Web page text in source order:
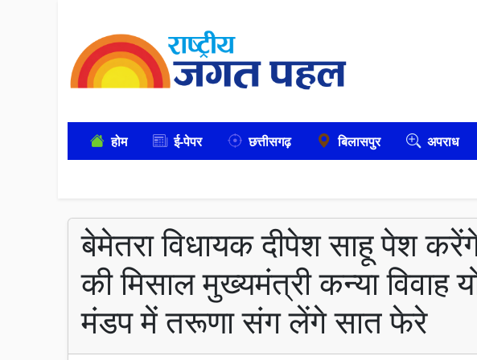
होम ई-पेपर छत्तीसगढ़ बिलासपुर अपराध
बेमेतरा विधायक दीपेश साहू पेश
की मिसाल मुख्यमंत्री कन्या विवाह
मंडप में तरूणा संग लेंगे सात फेरे